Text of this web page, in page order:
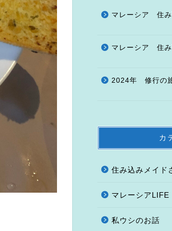
マレーシア 住み
マレーシア 住み
2024年 修行の
カ
住み込みメイド
マレーシアLIFE
私ウシのお話